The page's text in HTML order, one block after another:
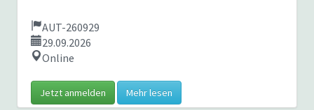
AUT-260929
29.09.2026
Online
Jetzt anmelden Mehr lesen